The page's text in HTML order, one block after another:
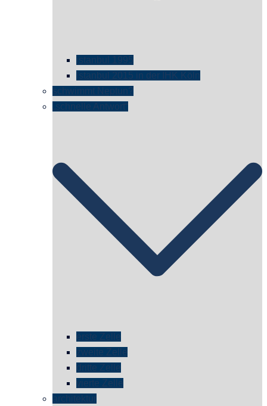
istanbul 1995
Istanbul 2015 in der IHK Köln
schwimmt Neptun?
„schnelle Antwort“
erste Zelle
zweite Zelle
dritte Zelle
vierte Zelle
architektur